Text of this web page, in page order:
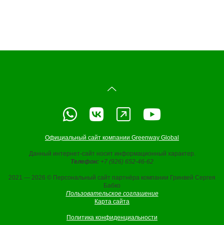
Официальный сайт компании Greenway Global
Данный интернет-сайт носит информационный характер.
Телефон: +7 (926) 652-46-62
2021 — 2026 © Персональный сайт партнёра компании Гринвей Сергея
Бабко
Пользовательское соглашение
Карта сайта
Политика конфиденциальности